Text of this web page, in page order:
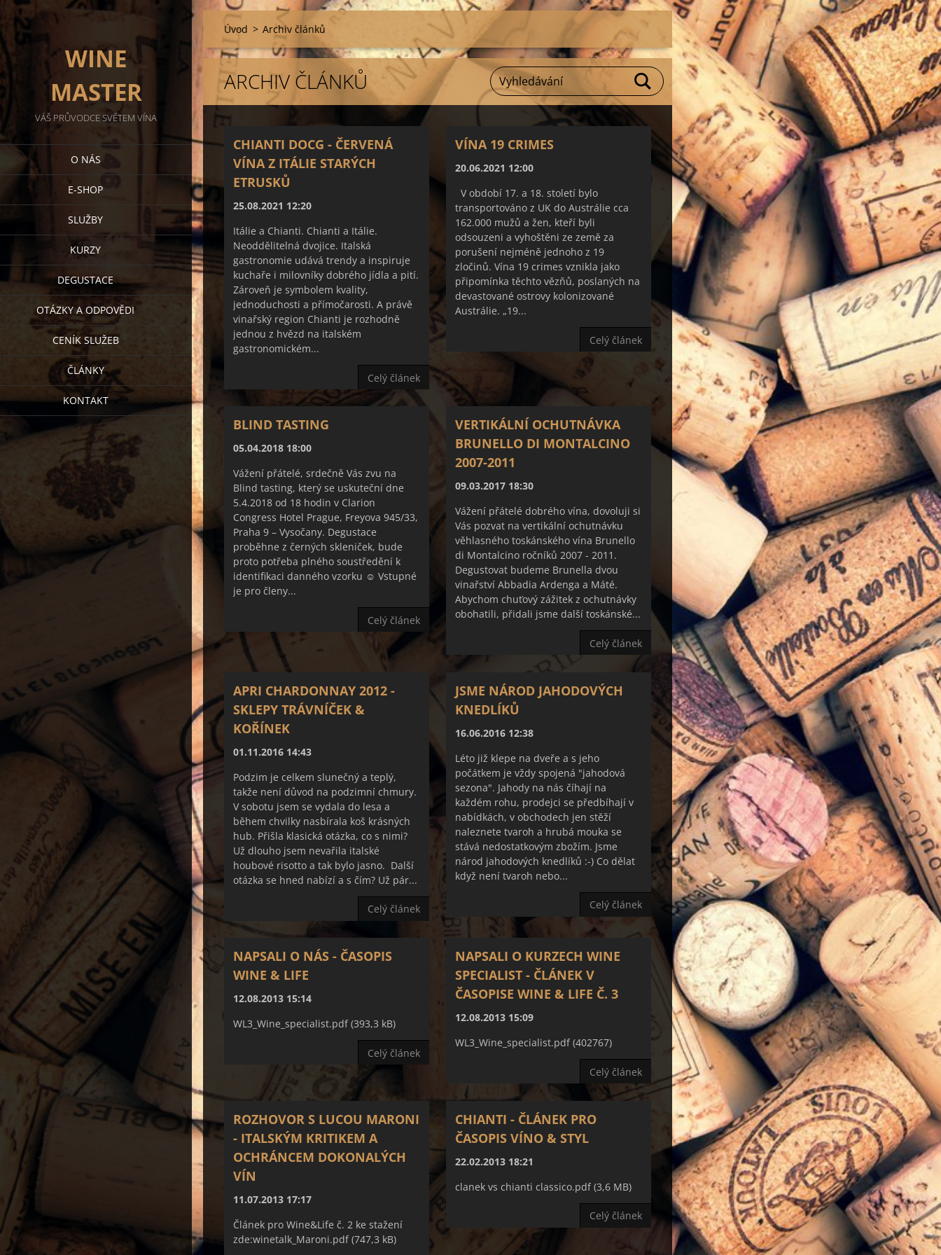
WINE
MASTER
VÁŠ PRŮVODCE SVĚTEM VÍNA
O NÁS
E-SHOP
SLUŽBY
KURZY
DEGUSTACE
OTÁZKY A ODPOVĚDI
CENÍK SLUŽEB
ČLÁNKY
KONTAKT
Úvod > Archiv článků
ARCHIV ČLÁNKŮ
CHIANTI DOCG - ČERVENÁ
VÍNA Z ITÁLIE STARÝCH
ETRUSKŮ
25.08.2021 12:20
Itálie a Chianti. Chianti a Itálie.
Neoddělitelná dvojice. Italská
gastronomie udává trendy a inspiruje
kuchaře i milovníky dobrého jídla a pití.
Zárove​​ň je symbolem kvality,
jednoduchosti a přímočarosti. A právě
vinařský region Chianti je rozhodně
jednou z hvězd na italském
gastronomickém...
Celý článek
VÍNA 19 CRIMES
20.06.2021 12:00
V období 17. a 18. století bylo
transportováno z UK do Austrálie cca
162.000 mužů a žen, kteří byli
odsouzeni a vyhoštěni ze země za
porušení nejméně jednoho z 19
zločinů. Vína 19 crimes vznikla jako
připomínka těchto vězňů, poslaných na
devastované ostrovy kolonizované
Austrálie. „19...
Celý článek
BLIND TASTING
05.04.2018 18:00
Vážení přátelé, srdečně Vás zvu na
Blind tasting, který se uskuteční dne
5.4.2018 od 18 hodin v Clarion
Congress Hotel Prague, Freyova 945/33,
Praha 9 – Vysočany. Degustace
proběhne z černých skleniček, bude
proto potřeba plného soustředění k
identifikaci danného vzorku ☺ Vstupné
je pro členy...
Celý článek
VERTIKÁLNÍ OCHUTNÁVKA
BRUNELLO DI MONTALCINO
2007-2011
09.03.2017 18:30
Vážení přátelé dobrého vína, dovoluji si
Vás pozvat na vertikální ochutnávku
věhlasného toskánského vína Brunello
di Montalcino ročníků 2007 - 2011.
Degustovat budeme Brunella dvou
vinařství Abbadia Ardenga a Máté.
Abychom chuťový zážitek z ochutnávky
obohatili, přidali jsme další toskánské...
Celý článek
APRI CHARDONNAY 2012 -
SKLEPY TRÁVNÍČEK &
KOŘÍNEK
01.11.2016 14:43
Podzim je celkem slunečný a teplý,
takže není důvod na podzimní chmury.
V sobotu jsem se vydala do lesa a
během chvilky nasbírala koš krásných
hub. Přišla klasická otázka, co s nimi?
Už dlouho jsem nevařila italské
houbové risotto a tak bylo jasno. Další
otázka se hned nabízí a s čím? Už pár...
Celý článek
JSME NÁROD JAHODOVÝCH
KNEDLÍKŮ
16.06.2016 12:38
Léto již klepe na dveře a s jeho
počátkem je vždy spojená "jahodová
sezona". Jahody na nás číhají na
každém rohu, prodejci se předbíhají v
nabídkách, v obchodech jen stěží
naleznete tvaroh a hrubá mouka se
stává nedostatkovým zbožím. Jsme
národ jahodových knedlíků :-) Co dělat
když není tvaroh nebo...
Celý článek
NAPSALI O NÁS - ČASOPIS
WINE & LIFE
12.08.2013 15:14
WL3_Wine_specialist.pdf (393,3 kB)
Celý článek
NAPSALI O KURZECH WINE
SPECIALIST - ČLÁNEK V
ČASOPISE WINE & LIFE Č. 3
12.08.2013 15:09
WL3_Wine_specialist.pdf (402767)
Celý článek
ROZHOVOR S LUCOU MARONI
- ITALSKÝM KRITIKEM A
OCHRÁNCEM DOKONALÝCH
VÍN
11.07.2013 17:17
Článek pro Wine&Life č. 2 ke stažení
zde:winetalk_Maroni.pdf (747,3 kB)
CHIANTI - ČLÁNEK PRO
ČASOPIS VÍNO & STYL
22.02.2013 18:21
clanek vs chianti classico.pdf (3,6 MB)
Celý článek